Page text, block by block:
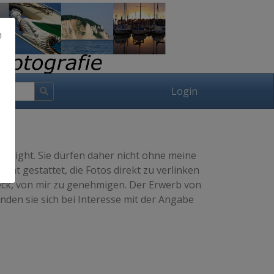
Login
Sie dürfen daher nicht ohne meine
gestattet, die Fotos direkt zu verlinken
von mir zu genehmigen. Der Erwerb von
sie sich bei Interesse mit der Angabe